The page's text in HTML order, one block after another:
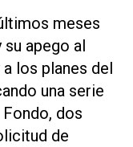
meses
apego al
los planes del
una serie
dos
de